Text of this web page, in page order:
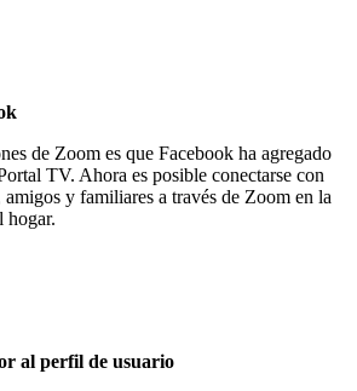
de Zoom es que Facebook ha agregado
TV. Ahora es posible conectarse con
y familiares a través de Zoom en la
hogar.
al perfil de usuario